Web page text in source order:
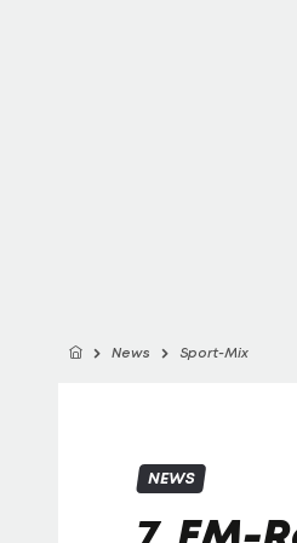
News Sport-Mix
NEWS